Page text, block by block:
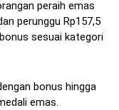
peraih emas
perunggu Rp157,5
sesuai kategori
bonus hingga
emas.